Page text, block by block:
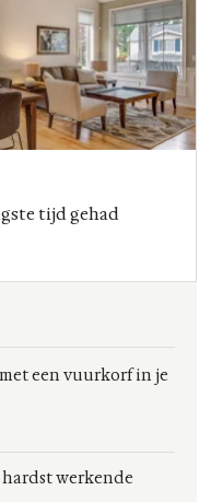
tijd gehad
een vuurkorf in je
werkende